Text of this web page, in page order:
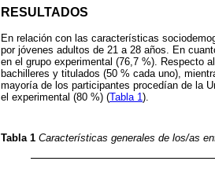
RESULTADOS
En relación con las características
por jóvenes adultos de 21 a 28 años. En
en el grupo experimental (76,7 %). Respecto
bachilleres y titulados (50 % cada uno),
mayoría de los participantes procedían de la
el experimental (80 %) (Tabla 1).
Tabla 1 Características generales de los/as